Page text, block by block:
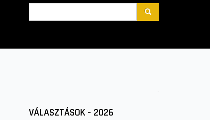
VÁLASZTÁSOK - 2026